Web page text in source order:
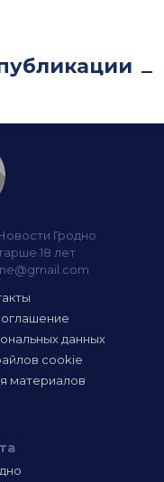
Гродно
18 лет
данных
cookie
материалов